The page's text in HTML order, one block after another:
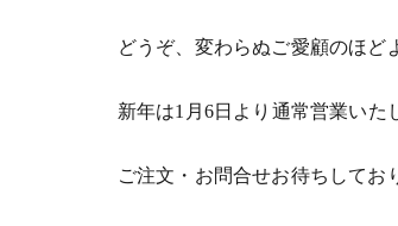
どうぞ、変わらぬご愛顧のほど
新年は1月6日より通常営業いた
ご注文・お問合せお待ちしてお